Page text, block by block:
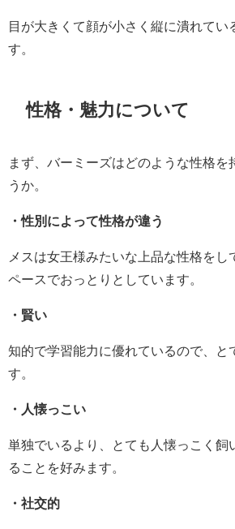
目が大きくて顔が小さく縦に潰れてい
す。
性格・魅力について
まず、バーミーズはどのような性格を
うか。
・性別によって性格が違う
メスは女王様みたいな上品な性格をし
ペースでおっとりとしています。
・賢い
知的で学習能力に優れているので、と
す。
・人懐っこい
単独でいるより、とても人懐っこく飼
ることを好みます。
・社交的